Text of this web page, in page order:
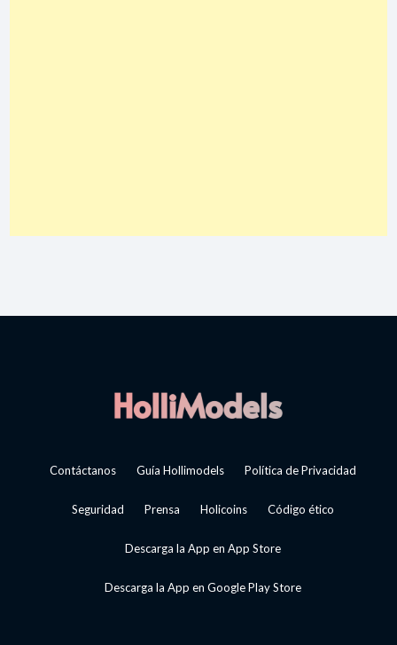
Contáctanos Guía Hollimodels Política de Privacidad
Seguridad Prensa Holicoins Código ético
Descarga la App en App Store
Descarga la App en Google Play Store